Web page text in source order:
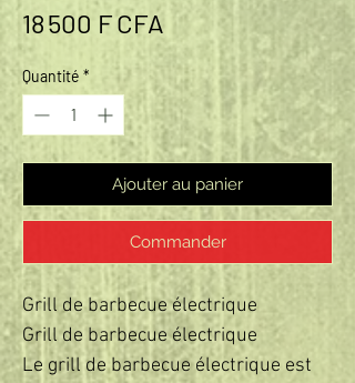
18 500 F CFA Prix
Quantité *
Ajouter au panier
Commander
Grill de barbecue électrique
Grill de barbecue électrique
Le grill de barbecue électrique est